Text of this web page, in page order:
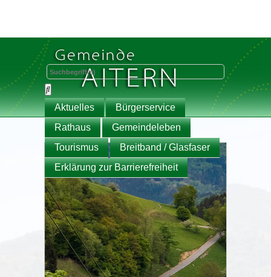
Aktuelles
Bürgerservice
Rathaus
Gemeindeleben
Tourismus
Breitband / Glasfaser
Erklärung zur Barrierefreiheit